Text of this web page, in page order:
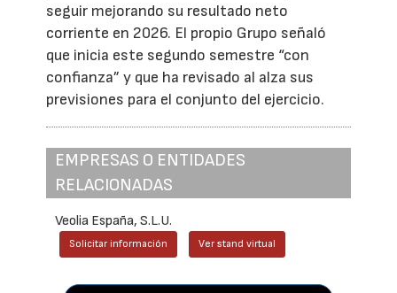
seguir mejorando su resultado neto
corriente en 2026. El propio Grupo señaló
que inicia este segundo semestre “con
confianza” y que ha revisado al alza sus
previsiones para el conjunto del ejercicio.
EMPRESAS O ENTIDADES
RELACIONADAS
Veolia España, S.L.U.
Solicitar información Ver stand virtual